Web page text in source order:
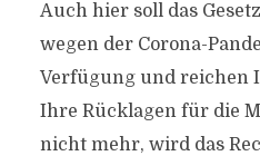
Auch hier soll das
wegen der Corona-
Verfügung und reichen
Ihre Rücklagen für die
nicht mehr, wird das